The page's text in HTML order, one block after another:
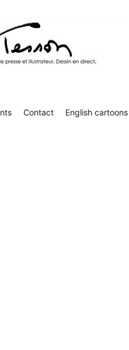
Contact English cartoons